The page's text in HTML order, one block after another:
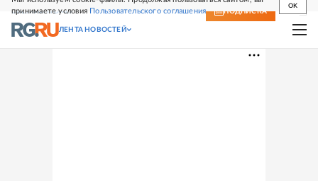
принимаете условия Пользовательского соглашения
OK
СВЕЖИЙ НОМЕР ПОДПИСКА
ЛЕНТА НОВОСТЕЙ